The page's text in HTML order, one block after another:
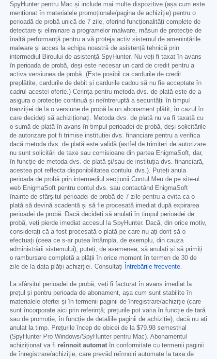
SpyHunter pentru Mac și include mai multe dispozitive (așa cum este
menționat în materialele promoționale/pagina de achiziție) pentru o
perioadă de probă unică de 7 zile, oferind funcționalități complete de
detectare și eliminare a programelor malware, măsuri de protecție de
înaltă performanță pentru a vă proteja activ sistemul de amenințările
malware și acces la echipa noastră de asistență tehnică prin
intermediul Biroului de asistență SpyHunter. Nu veți fi taxat în avans
în perioada de probă, deși este necesar un card de credit pentru a
activa versiunea de probă. (Este posibil ca cardurile de credit
preplătite, cardurile de debit și cardurile cadou să nu fie acceptate în
cadrul acestei oferte.) Cerința pentru metoda dvs. de plată este de a
asigura o protecție continuă și neîntreruptă a securității în timpul
tranziției de la o versiune de probă la un abonament plătit, în cazul în
care decideți să achiziționați. Metoda dvs. de plată nu va fi taxată cu
o sumă de plată în avans în timpul perioadei de probă, deși solicitările
de autorizare pot fi trimise instituției dvs. financiare pentru a verifica
dacă metoda dvs. de plată este validă (astfel de trimiteri de autorizare
nu sunt solicitări de taxe sau comisioane din partea EnigmaSoft, dar,
în funcție de metoda dvs. de plată și/sau de instituția dvs. financiară,
acestea pot reflecta disponibilitatea contului dvs.). Puteți anula
perioada de probă prin intermediul secțiunii Contul Meu de pe site-ul
web EnigmaSoft pentru contul dvs. sau contactând EnigmaSoft
înainte de sfârșitul perioadei de probă de 7 zile pentru a evita ca o
plată să devină scadentă și să fie procesată imediat după expirarea
perioadei de probă. Dacă decideți să anulați în timpul perioadei de
probă, veți pierde imediat accesul la SpyHunter. Dacă, din orice motiv,
considerați că a fost procesată o plată pe care nu ați dorit să o
efectuați (ceea ce s-ar putea întâmpla, de exemplu, din cauza
administrării sistemului), puteți, de asemenea, să anulați și să primiți
o rambursare completă a plății în orice moment în termen de 30 de
zile de la data plății achiziției. Consultați
Întrebările frecvente.
La sfârșitul perioadei de probă, veți fi facturat în avans imediat la
prețul și pentru perioada de abonament, așa cum sunt stabilite în
materialele ofertei și în termenii paginii de înregistrare/achiziție (care
sunt încorporate aici prin referință; prețurile pot varia în funcție de țară
sau de promoție, în funcție de detaliile paginii de achiziție), dacă nu ați
anulat la timp. Prețurile încep de obicei de la $79.98 semestrial
(SpyHunter Pro Windows/SpyHunter pentru Mac). Abonamentul
achiziționat va fi reînnoit automat în conformitate cu termenii paginii
de înregistrare/achiziție, care prevăd reînnoiri automate la taxa de